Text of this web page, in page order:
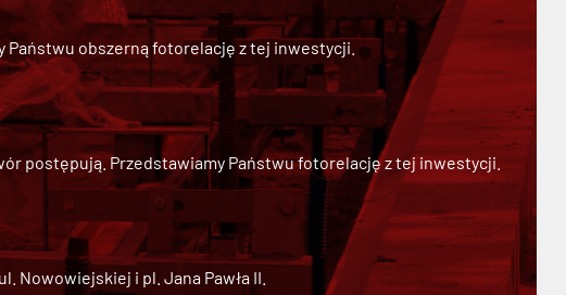
Państwu obszerną fotorelację z tej inwestycji.
postępują. Przedstawiamy Państwu fotorelację z tej inwestycji.
Nowowiejskiej i pl. Jana Pawła II.